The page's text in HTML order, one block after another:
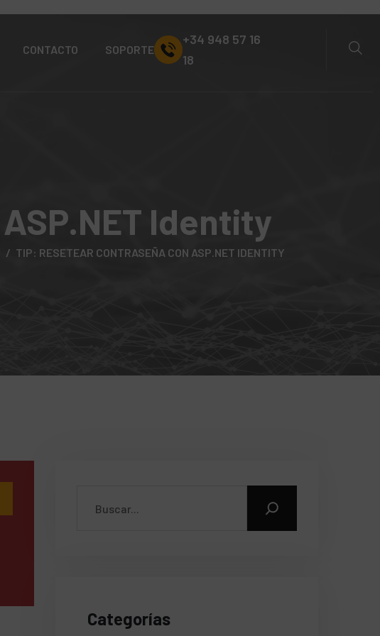
CONTACTO SOPORTE
+34 948 57 16
18
Identity
TIP: RESETEAR CONTRASEÑA CON ASP.NET IDENTITY
Categorías